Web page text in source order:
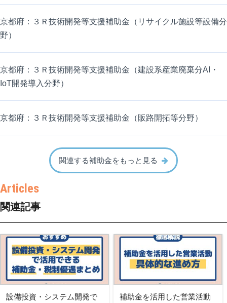
京都府：３Ｒ技術開発等支援補助金（リサイクル施設等設備分
野）
京都府：３Ｒ技術開発等支援補助金（建設系産業廃棄分AI・
IoT開発導入分野）
京都府：３Ｒ技術開発等支援補助金（販路開拓等分野）
関連する補助金をもっと見る
関連記事
設備投資・システム開発で 補助金を活用した営業活動